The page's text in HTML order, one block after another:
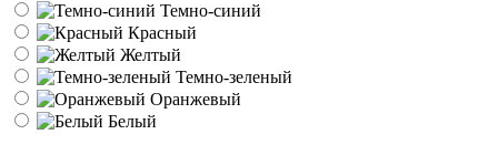
Темно-синий
Красный
Желтый
Темно-зеленый
Оранжевый
Белый